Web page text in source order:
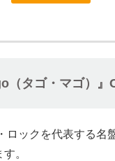
（タゴ・マゴ）』
ロックを代表する名
。